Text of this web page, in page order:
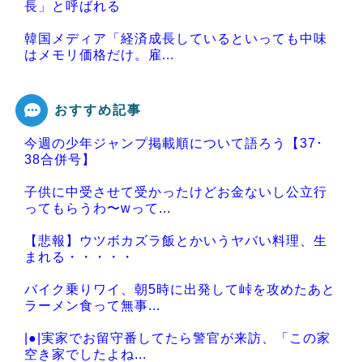
長」と呼ばれる
韓国メディア「経済成長しているといっても中味
はメモリ価格だけ。雇...
Powered by livedoor 相互RSS
おすすめ記事
今週の少年ジャンプ掲載順について語ろう【37･
38合併号】
子供に中受させて受かったけどお金ないし公立行
ってもらうわ〜wって...
【悲報】ウツボカズラ飯とかいうヤバい料理、生
まれる・・・・・
バイク乗りワイ、朝5時に出発して峠を攻めたあと
ラーメン食って無事...
|●|実家でお留守番してたら警官が来訪、「この家
空き家でしたよね...